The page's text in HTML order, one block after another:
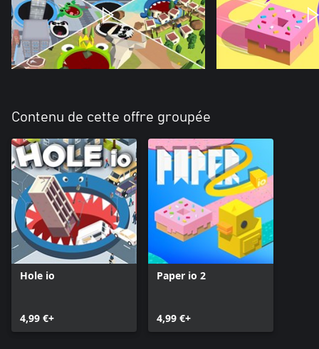
Contenu de cette offre groupée
Hole io
4,99 €+
Paper io 2
4,99 €+